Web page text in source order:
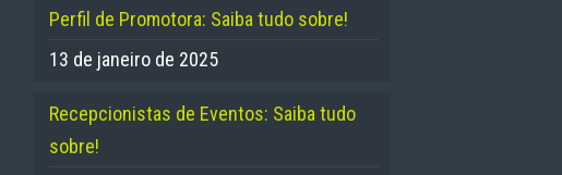
Perfil de Promotora: Saiba tudo sobre!
13 de janeiro de 2025
Recepcionistas de Eventos: Saiba tudo
sobre!